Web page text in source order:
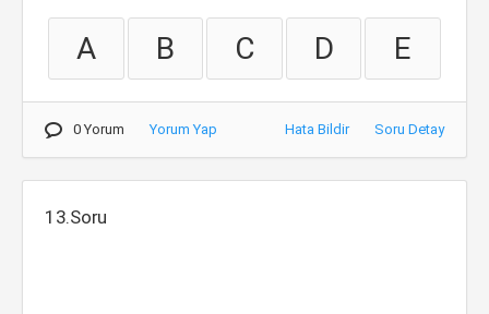
A B C D E
0 Yorum Yorum Yap Hata Bildir Soru Detay
13.Soru